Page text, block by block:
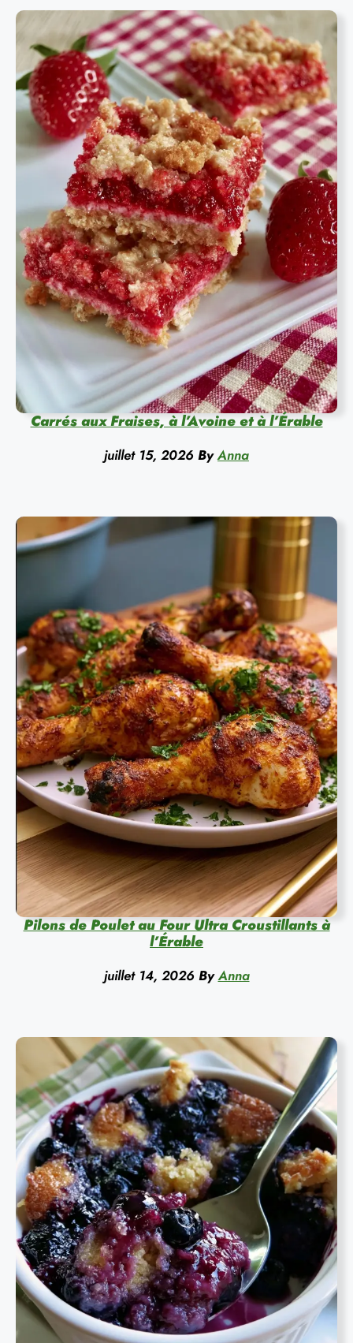
Carrés aux Fraises, à l’Avoine et à l’Érable
juillet 15, 2026 By Anna
Pilons de Poulet au Four Ultra Croustillants à
l’Érable
juillet 14, 2026 By Anna